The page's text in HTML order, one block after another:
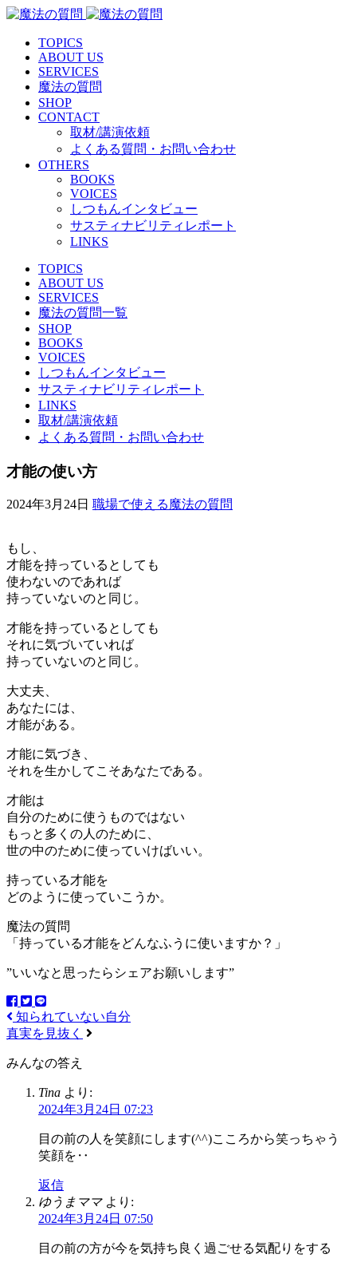
TOPICS
ABOUT US
SERVICES
魔法の質問
SHOP
CONTACT
取材/講演依頼
よくある質問・お問い合わせ
OTHERS
BOOKS
VOICES
しつもんインタビュー
サスティナビリティレポート
LINKS
TOPICS
ABOUT US
SERVICES
魔法の質問一覧
SHOP
BOOKS
VOICES
しつもんインタビュー
サスティナビリティレポート
LINKS
取材/講演依頼
よくある質問・お問い合わせ
才能の使い方
2024年3月24日 職場で使える魔法の質問
もし、
才能を持っているとしても
使わないのであれば
持っていないのと同じ。
才能を持っているとしても
それに気づいていれば
持っていないのと同じ。
大丈夫、
あなたには、
才能がある。
才能に気づき、
それを生かしてこそあなたである。
才能は
自分のために使うものではない
もっと多くの人のために、
世の中のために使っていけばいい。
持っている才能を
どのように使っていこうか。
魔法の質問
「持っている才能をどんなふうに使いますか？」
”いいなと思ったらシェアお願いします”
知られていない自分
真実を見抜く
みんなの答え
Tina より:
2024年3月24日 07:23
目の前の人を笑顔にします(^^)こころから笑っちゃう
笑顔を‥
返信
ゆうまママ より:
2024年3月24日 07:50
目の前の方が今を気持ち良く過ごせる気配りをする